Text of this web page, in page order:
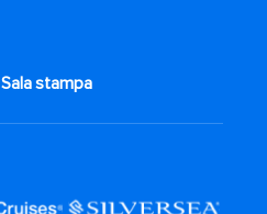
Sala stampa